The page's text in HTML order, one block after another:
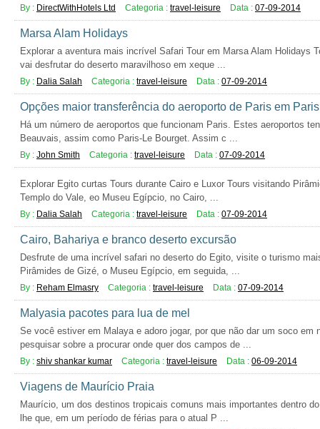
By : DirectWithHotels Ltd Categoria : travel-leisure Data : 07-09-2014
Marsa Alam Holidays
Explorar a aventura mais incrível Safari Tour em Marsa Alam Holidays
vai desfrutar do deserto maravilhoso em xeque ...
By : Dalia Salah Categoria : travel-leisure Data : 07-09-2014
Opções maior transferência do aeroporto de Paris em
Há um número de aeroportos que funcionam Paris. Estes aeroportos
Beauvais, assim como Paris-Le Bourget. Assim c ...
By : John Smith Categoria : travel-leisure Data : 07-09-2014
Explorar Egito curtas Tours durante Cairo e Luxor Tours visitando
Templo do Vale, eo Museu Egípcio, no Cairo, ...
By : Dalia Salah Categoria : travel-leisure Data : 07-09-2014
Cairo, Bahariya e branco deserto excursão
Desfrute de uma incrível safari no deserto do Egito, visite o turismo
Pirâmides de Gizé, o Museu Egípcio, em seguida, ...
By : Reham Elmasry Categoria : travel-leisure Data : 07-09-2014
Malyasia pacotes para lua de mel
Se você estiver em Malaya e adoro jogar, por que não dar um soco em
pesquisar sobre a procurar onde quer dos campos de ...
By : shiv shankar kumar Categoria : travel-leisure Data : 06-09-2014
Viagens de Maurício Praia
Maurício, um dos destinos tropicais comuns mais importantes dentro
lhe que, em um período de férias para o atual P ...